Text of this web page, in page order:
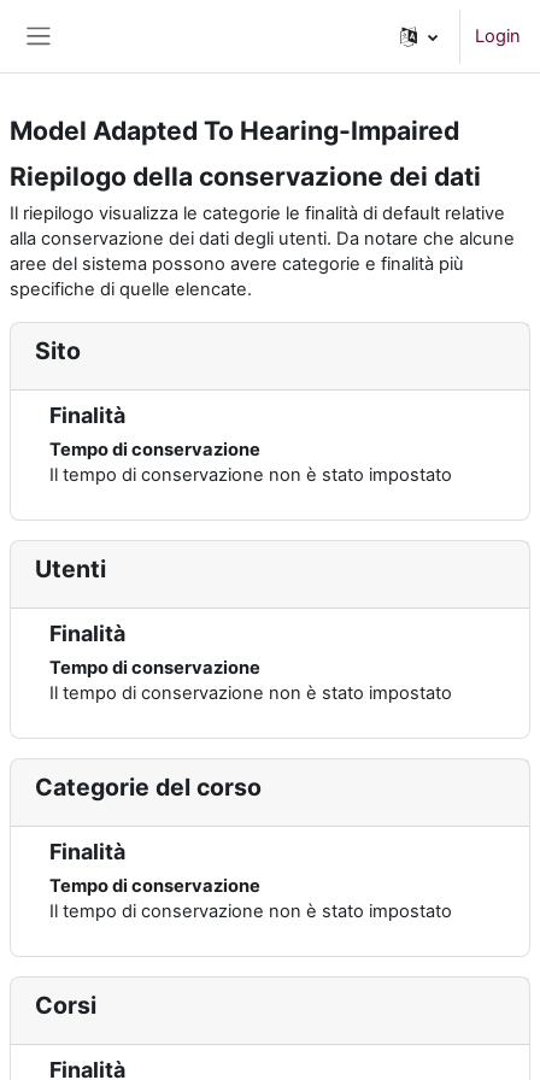
Login
Model Adapted To Hearing-Impaired
Riepilogo della conservazione dei dati
Il riepilogo visualizza le categorie le finalità di default relative
alla conservazione dei dati degli utenti. Da notare che alcune
aree del sistema possono avere categorie e finalità più
specifiche di quelle elencate.
Sito
Finalità
Tempo di conservazione
Il tempo di conservazione non è stato impostato
Utenti
Finalità
Tempo di conservazione
Il tempo di conservazione non è stato impostato
Categorie del corso
Finalità
Tempo di conservazione
Il tempo di conservazione non è stato impostato
Corsi
Finalità